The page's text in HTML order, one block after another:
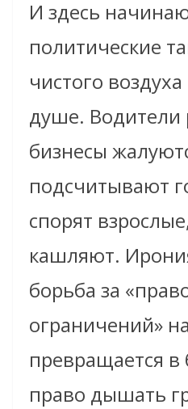
И здесь
политические
чистого
душе. Водители
бизнесы
подсчитывают
спорят
кашляют.
борьба за
ограничений»
превращается в
право дышать